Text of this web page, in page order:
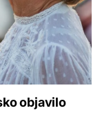
objavilo